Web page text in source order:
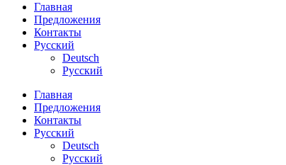
Главная
Предложения
Контакты
Русский
Deutsch
Русский
Главная
Предложения
Контакты
Русский
Deutsch
Русский